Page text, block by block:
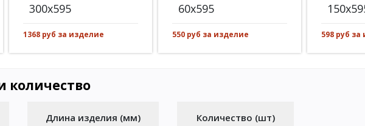
300x595
1368 руб за изделие
60x595
550 руб за изделие 598 руб
количество
Длина изделия (мм) Количество (шт)